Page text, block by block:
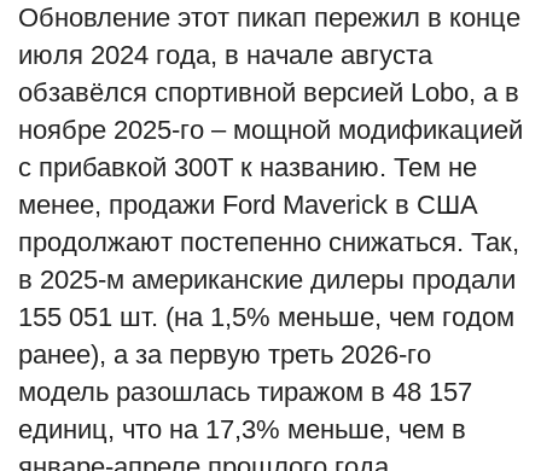
English
Обновление этот пикап пережил в конце
июля 2024 года, в начале августа
обзавёлся спортивной версией Lobo, а в
ноябре 2025-го – мощной модификацией
с прибавкой 300T к названию. Тем не
менее, продажи Ford Maverick в США
продолжают постепенно снижаться. Так,
в 2025-м американские дилеры продали
155 051 шт. (на 1,5% меньше, чем годом
ранее), а за первую треть 2026-го
модель разошлась тиражом в 48 157
единиц, что на 17,3% меньше, чем в